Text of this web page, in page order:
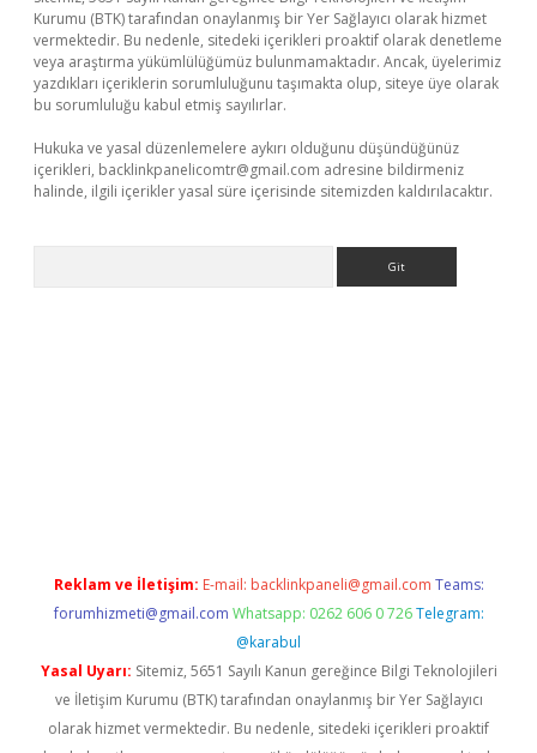
Kurumu (BTK) tarafından onaylanmış bir Yer Sağlayıcı olarak hizmet
vermektedir. Bu nedenle, sitedeki içerikleri proaktif olarak denetleme
veya araştırma yükümlülüğümüz bulunmamaktadır. Ancak, üyelerimiz
yazdıkları içeriklerin sorumluluğunu taşımakta olup, siteye üye olarak
bu sorumluluğu kabul etmiş sayılırlar.
Hukuka ve yasal düzenlemelere aykırı olduğunu düşündüğünüz
içerikleri, backlinkpanelicomtr@gmail.com adresine bildirmeniz
halinde, ilgili içerikler yasal süre içerisinde sitemizden kaldırılacaktır.
Reklam ve İletişim: E-mail: backlinkpaneli@gmail.com Teams:
forumhizmeti@gmail.com Whatsapp: 0262 606 0 726 Telegram:
@karabul
Yasal Uyarı: Sitemiz, 5651 Sayılı Kanun gereğince Bilgi Teknolojileri
ve İletişim Kurumu (BTK) tarafından onaylanmış bir Yer Sağlayıcı
olarak hizmet vermektedir. Bu nedenle, sitedeki içerikleri proaktif